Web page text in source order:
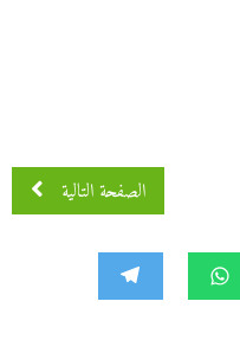
الصفحة التالية